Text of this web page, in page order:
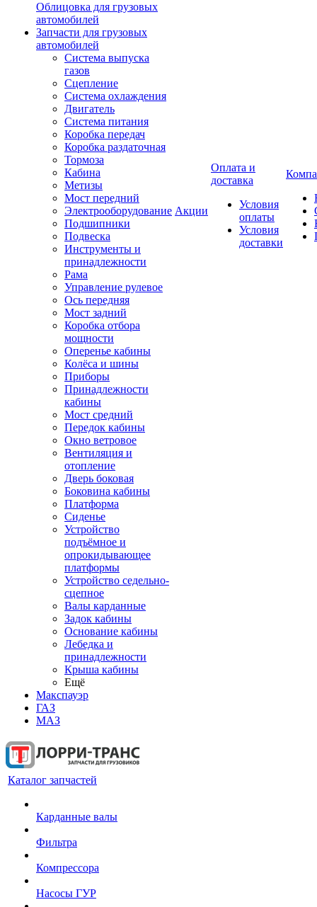
Облицовка для грузовых
автомобилей
Запчасти для грузовых
автомобилей
Система выпуска
газов
Сцепление
Система охлаждения
Двигатель
Система питания
Коробка передач
Коробка раздаточная
Тормоза
Кабина
Метизы
Мост передний
Электрооборудование
Подшипники
Подвеска
Инструменты и
принадлежности
Рама
Управление рулевое
Ось передняя
Мост задний
Коробка отбора
мощности
Оперенье кабины
Колёса и шины
Приборы
Принадлежности
кабины
Мост средний
Передок кабины
Окно ветровое
Вентиляция и
отопление
Дверь боковая
Боковина кабины
Платформа
Сиденье
Устройство
подъёмное и
опрокидывающее
платформы
Устройство седельно-
сцепное
Валы карданные
Задок кабины
Основание кабины
Лебедка и
принадлежности
Крыша кабины
Ещё
Макспауэр
ГАЗ
МАЗ
Акции
Оплата и
доставка
Условия
оплаты
Условия
доставки
Каталог запчастей
Карданные валы
Фильтра
Компрессора
Насосы ГУР